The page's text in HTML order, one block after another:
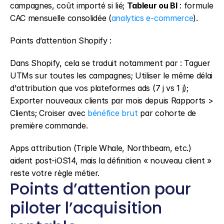
campagnes, coût importé si lié; Tableur ou BI : formule
CAC mensuelle consolidée (analytics e-commerce).
Points d’attention Shopify :
Dans Shopify, cela se traduit notamment par : Taguer
UTMs sur toutes les campagnes; Utiliser le même délai
d'attribution que vos plateformes ads (7 j vs 1 j);
Exporter nouveaux clients par mois depuis Rapports >
Clients; Croiser avec bénéfice brut par cohorte de
première commande.
Apps attribution (Triple Whale, Northbeam, etc.)
aident post-iOS14, mais la définition « nouveau client »
reste votre règle métier.
Points d’attention pour
piloter l’acquisition